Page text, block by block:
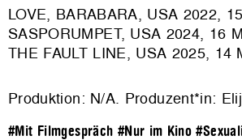
LOVE, BARABARA, USA 2022,
SASPORUMPET, USA 2024, 16
THE FAULT LINE, USA 2025, 14
Produktion: N/A. Produzent*in:
#Mit Filmgespräch #Nur im Kino